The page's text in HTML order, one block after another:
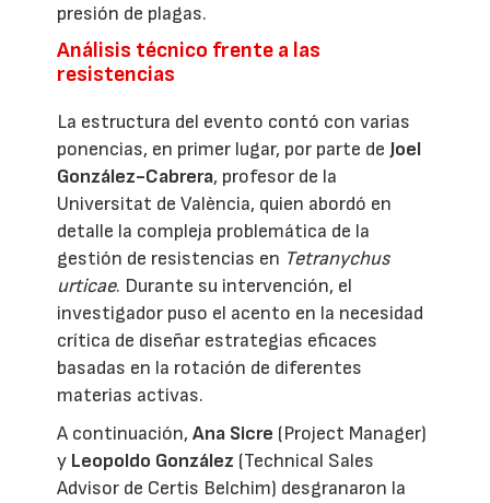
presión de plagas.
Análisis técnico frente a las
resistencias
La estructura del evento contó con varias
ponencias, en primer lugar, por parte de Joel
González-Cabrera, profesor de la
Universitat de València, quien abordó en
detalle la compleja problemática de la
gestión de resistencias en Tetranychus
urticae. Durante su intervención, el
investigador puso el acento en la necesidad
crítica de diseñar estrategias eficaces
basadas en la rotación de diferentes
materias activas.
A continuación,Ana Sicre (Project Manager)
y Leopoldo González (Technical Sales
Advisor de Certis Belchim) desgranaron la